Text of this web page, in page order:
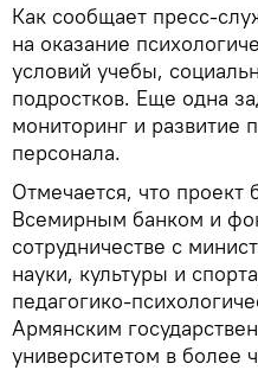
Как сообщает пресс-
на оказание
условий учебы,
подростков. Еще одна
мониторинг и развитие
персонала.
Отмечается, что проект
Всемирным банком и
сотрудничестве с
науки, культуры и
педагогико-
Армянским
университетом в более